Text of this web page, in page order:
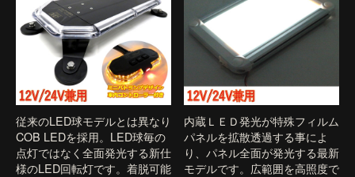
従来のLED球モデルとは異なり
COB LEDを採用。LED球毎の
点灯ではなく全面発光する新仕
様のLED回転灯です。着脱可能
内蔵ＬＥＤ発光が特殊フィルム
パネルを拡散透過する事によ
り、パネル全面が発光する最新
モデルです。広範囲を高照度で